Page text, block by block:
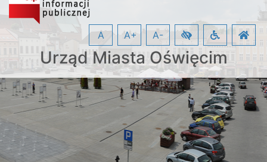
Urząd Miasta Oświęcim
A A+ A-